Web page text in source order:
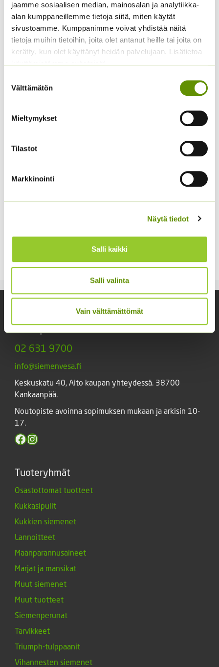
jaamme sosiaalisen median, mainosalan ja analytiikka-
alan kumppaneillemme tietoja siitä, miten käytät
sivustoamme. Kumppanimme voivat yhdistää näitä
tietoja muihin tietoihin, joita olet antanut heille tai joita on
kerätty, kun olet käyttänyt heidän palvelujaan. Lisätietoa
käyttämistämme evästeistä
valinta
Välttämätön
Mieltymykset
Tilastot
Markkinointi
Näytä tiedot
Salli kaikki
Salli valinta
Vain välttämättömät
Paprika Californian
Wonder 1 g
Punajuuri Pablo F1
F1 100 s.
arvonlisäveron
Silopersilja Gigante d’
Italia 50 g
5,90
02 631 9700
info@siemenvesa.fi
Keskuskatu 40, Aito kaupan yhteydessä. 38700
Kankaanpää.
Noutopiste avoinna sopimuksen mukaan ja arkisin 10-
17.
Facebook
Instagram
Tuoteryhmät
Osastottomat tuotteet
Kukkasipulit
Kukkien siemenet
Lannoitteet
Maanparannusaineet
Marjat ja mansikat
Muut siemenet
Muut tuotteet
Siemenperunat
Tarvikkeet
Triumph-tulppaanit
Vihannesten siemenet